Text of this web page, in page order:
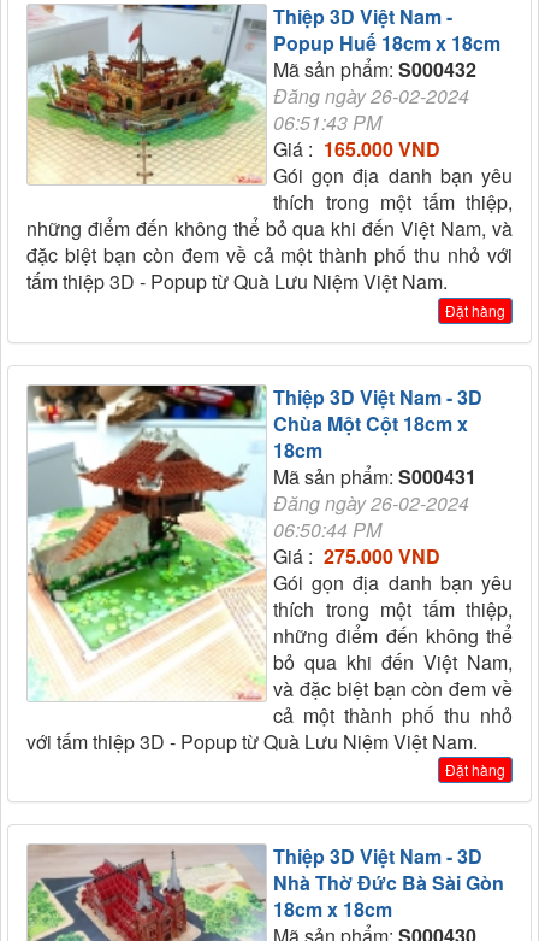
Thiệp 3D Việt Nam -
Popup Huế 18cm x 18cm
Mã sản phẩm: S000432
Đăng ngày 26-02-2024
06:51:43 PM
Giá : 165.000 VND
Gói gọn địa danh bạn yêu
thích trong một tấm thiệp,
những điểm đến không thể bỏ qua khi đến Việt Nam, và
đặc biệt bạn còn đem về cả một thành phố thu nhỏ với
tấm thiệp 3D - Popup từ Quà Lưu Niệm Việt Nam.
Đặt hàng
Thiệp 3D Việt Nam - 3D
Chùa Một Cột 18cm x
18cm
Mã sản phẩm: S000431
Đăng ngày 26-02-2024
06:50:44 PM
Giá : 275.000 VND
Gói gọn địa danh bạn yêu
thích trong một tấm thiệp,
những điểm đến không thể
bỏ qua khi đến Việt Nam,
và đặc biệt bạn còn đem về
cả một thành phố thu nhỏ
với tấm thiệp 3D - Popup từ Quà Lưu Niệm Việt Nam.
Đặt hàng
Thiệp 3D Việt Nam - 3D
Nhà Thờ Đức Bà Sài Gòn
18cm x 18cm